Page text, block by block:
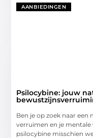
AANBIEDINGEN
Psilocybine: jouw
Ben je op zoek naar
verruimen en je mentale
psilocybine misschien